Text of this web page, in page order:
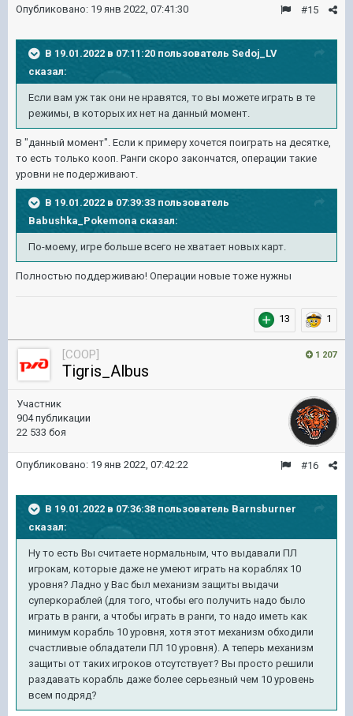
#15
Опубликовано: 19 янв 2022, 07:41:30
В 19.01.2022 в 07:11:20 пользователь Sedoj_LV
сказал:
Если вам уж так они не нравятся, то вы можете играть в те
режимы, в которых их нет на данный момент.
В "данный момент". Если к примеру хочется поиграть на десятке,
то есть только кооп. Ранги скоро закончатся, операции такие
уровни не подерживают.
В 19.01.2022 в 07:39:33 пользователь
Babushka_Pokemona сказал:
По-моему, игре больше всего не хватает новых карт.
Полностью поддерживаю! Операции новые тоже нужны
13 1
1 207
[COOP]
Tigris_Albus
Участник
904 публикации
22 533 боя
#16
Опубликовано: 19 янв 2022, 07:42:22
В 19.01.2022 в 07:36:38 пользователь Barnsburner
сказал:
Ну то есть Вы считаете нормальным, что выдавали ПЛ
игрокам, которые даже не умеют играть на кораблях 10
уровня? Ладно у Вас был механизм защиты выдачи
суперкораблей (для того, чтобы его получить надо было
играть в ранги, а чтобы играть в ранги, то надо иметь как
минимум корабль 10 уровня, хотя этот механизм обходили
счастливые обладатели ПЛ 10 уровня). А теперь механизм
защиты от таких игроков отсутствует? Вы просто решили
раздавать корабль даже более серьезный чем 10 уровень
всем подряд?